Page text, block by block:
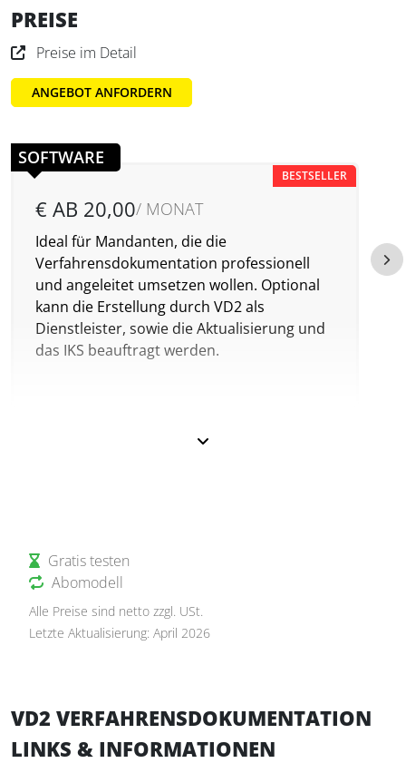
PREISE
Preise im Detail
ANGEBOT ANFORDERN
SOFTWARE
BESTSELLER
€ AB 20,00/ MONAT
Ideal für Mandanten, die die
Verfahrensdokumentation professionell
und angeleitet umsetzen wollen. Optional
kann die Erstellung durch VD2 als
Dienstleister, sowie die Aktualisierung und
das IKS beauftragt werden.
Gratis testen
Abomodell
Alle Preise sind netto zzgl. USt.
Letzte Aktualisierung: April 2026
VD2 VERFAHRENSDOKUMENTATION
LINKS & INFORMATIONEN